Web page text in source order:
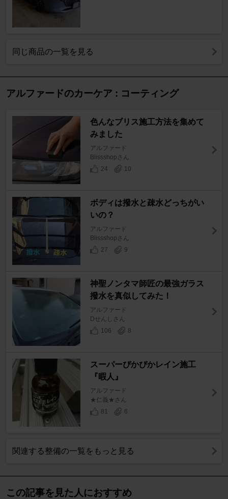
同じ商品の一覧を見る
アルファードのカーケア : コーティング
色んなブリス施工方法を集めて
みました
アルファード
Blissshopさん
24
10
ボディは撥水と疎水どっちがい
いの？
アルファード
Blissshopさん
27
9
神聖ノンタマ師匠の最強ガラス
撥水を真似してみた！
アルファード
Dせんしさん
106
8
スーパーぴかぴかレイン施工
『暇人』
アルファード
★仁義★さん
81
6
関連する整備の一覧をもっと見る
この記事を見た人におすすめ